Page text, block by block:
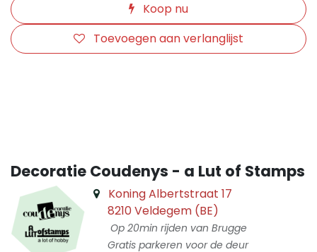
Koop nu
Toevoegen aan verlanglijst
Decoratie Coudenys - a Lut of Stamps
Koning Albertstraat 17
8210 Veldegem (BE)
Op 20min rijden van Brugge
Gratis parkeren voor de deur